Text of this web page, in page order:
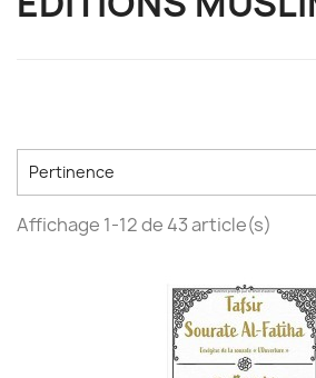
Pertinence
Affichage 1-12 de 43 article(s)